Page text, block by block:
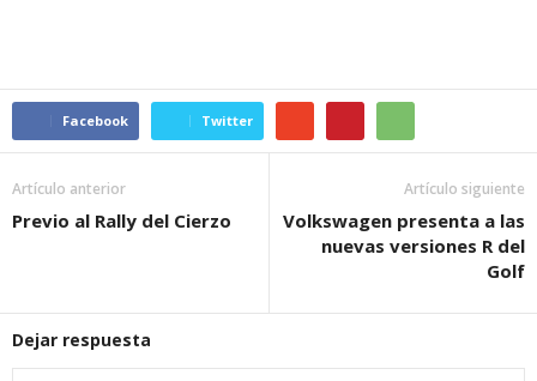
Facebook Twitter
Artículo anterior
Previo al Rally del Cierzo
Artículo siguiente
Volkswagen presenta a las
nuevas versiones R del
Golf
Dejar respuesta